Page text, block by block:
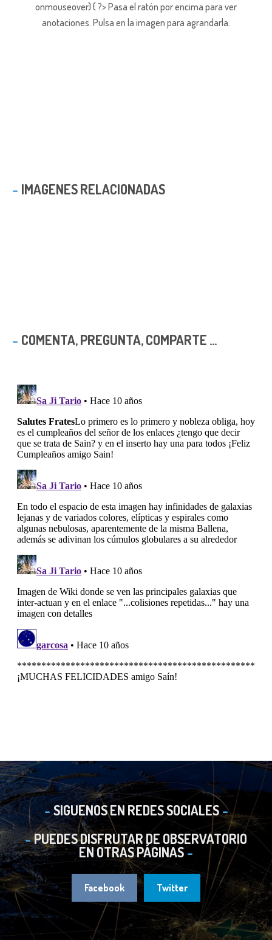
onmouseover) { ?> Pasa el ratón por encima para ver
anotaciones. Pulsa en la imagen para agrandarla.
IMAGENES RELACIONADAS
COMENTA, PREGUNTA, COMPARTE ...
SIGUENOS EN REDES SOCIALES
PUEDES DISFRUTAR DE OBSERVATORIO
EN OTRAS PÁGINAS
Facebook Twitter